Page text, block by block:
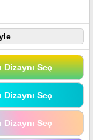
Dizaynı Seç
Dizaynı Seç
Dizaynı Seç